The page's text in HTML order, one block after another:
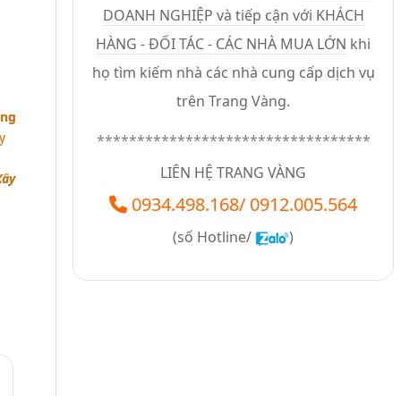
DOANH NGHIỆP và tiếp cận với KHÁCH
HÀNG - ĐỐI TÁC - CÁC NHÀ MUA LỚN khi
họ tìm kiếm nhà các nhà cung cấp dịch vụ
trên Trang Vàng.
**********************************
LIÊN HỆ TRANG VÀNG
0934.498.168/ 0912.005.564
(số Hotline/ )